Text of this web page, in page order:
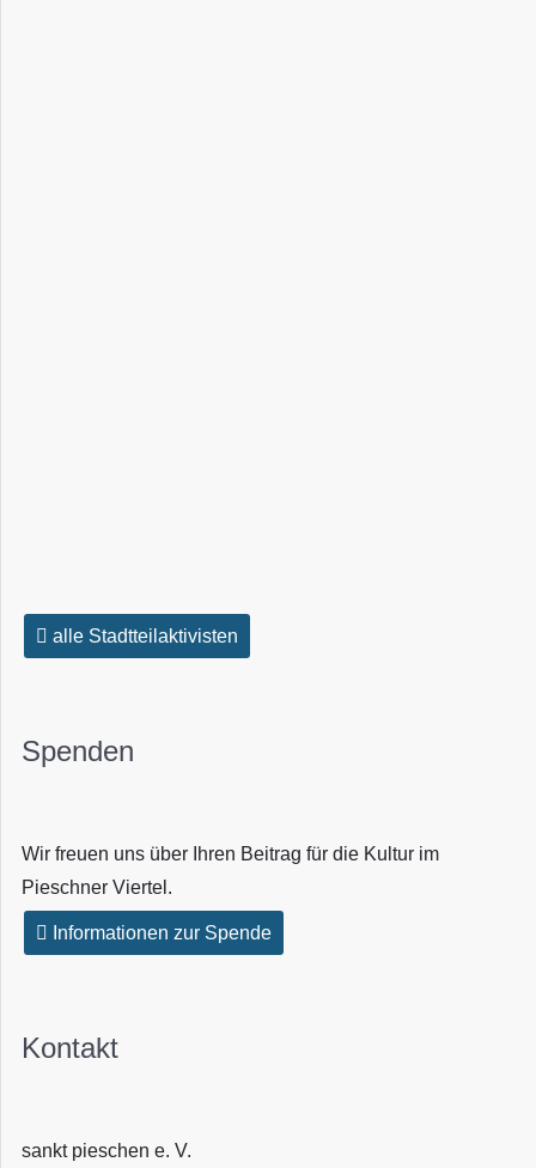
alle Stadtteilaktivisten
Spenden
Wir freuen uns über Ihren Beitrag für die Kultur im
Pieschner Viertel.
Informationen zur Spende
Kontakt
sankt pieschen e. V.